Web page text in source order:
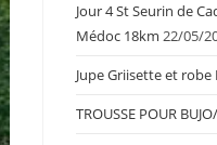
Jour 4 St Seurin de
Médoc 18km 22/05/
Jupe Griisette et robe
TROUSSE POUR